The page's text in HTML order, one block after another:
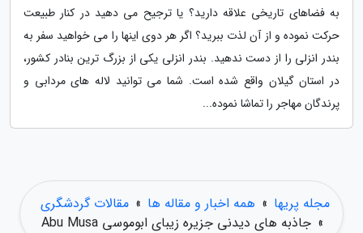
به فضاهای تاریخی علاقه دارید؟ یا ترجیح می دهید در کنار طبیعت
حرکت نموده و از آن لذت ببرید؟ اگر هر دوی اینها را می خواهید سفر به
بندر انزلی را از دست ندهید. بندر انزلی یکی از بزرگ ترین بنادر کشور،
در استان گیلان واقع شده است. شما می توانید لاله های مردابی و
پرندگان مهاجر را تماشا نموده...
مجله پریها » همه اخبار و مقاله ها » مقالات گردشگری
» جاذبه های دیدنی جزیره زیبای ابوموسی Abu Musa